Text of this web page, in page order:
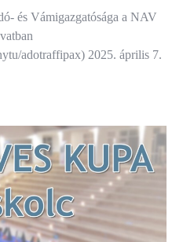
és Vámigazgatósága a NAV
adotraffipax) 2025. április 7.